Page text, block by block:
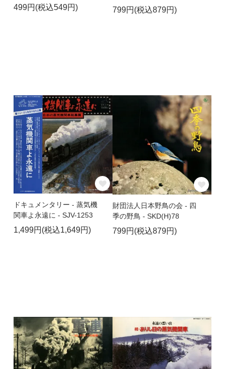
499円(税込549円) 799円(税込879円)
ドキュメンタリー - 蒸気機
関車よ永遠に - SJV-1253
1,499円(税込1,649円)
財団法人日本野鳥の会 - 四
季の野鳥 - SKD(H)78
799円(税込879円)